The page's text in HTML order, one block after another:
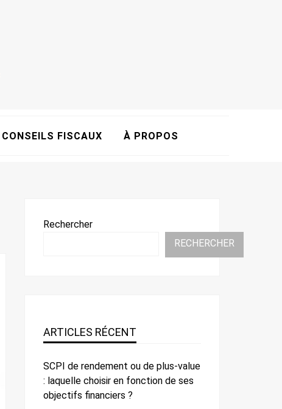
CONSEILS FISCAUX À PROPOS
Rechercher
RECHERCHER
ARTICLES RÉCENT
SCPI de rendement ou de plus-value
: laquelle choisir en fonction de ses
objectifs financiers ?